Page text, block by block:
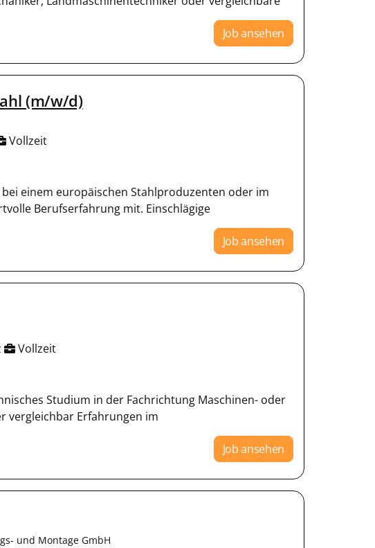
Job ansehen
(m/w/d)
Vollzeit
einem europäischen Stahlproduzenten oder im
Berufserfahrung mit. Einschlägige
Job ansehen
Vollzeit
Studium in der Fachrichtung Maschinen- oder
vergleichbar Erfahrungen im
Job ansehen
und Montage GmbH